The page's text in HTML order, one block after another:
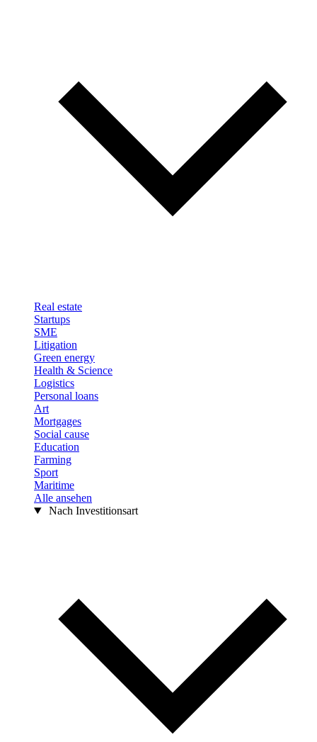
Real estate
Startups
SME
Litigation
Green energy
Health & Science
Logistics
Personal loans
Art
Mortgages
Social cause
Education
Farming
Sport
Maritime
Alle ansehen
Nach Investitionsart